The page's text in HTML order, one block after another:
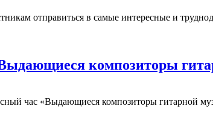
отправиться в самые интересные и
композиторы
композиторы